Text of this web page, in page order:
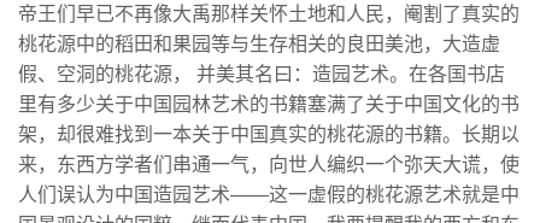
帝王们早已不再像大禹那样关怀土地和人民，阉割了真实的
桃花源中的稻田和果园等与生存相关的良田美池，大造虚
假、空洞的桃花源， 并美其名曰：造园艺术。在各国书店
里有多少关于中国园林艺术的书籍塞满了关于中国文化的书
架，却很难找到一本关于中国真实的桃花源的书籍。长期以
来，东西方学者们串通一气，向世人编织一个弥天大谎，使
人们误认为中国造园艺术——这一虚假的桃花源艺术就是中